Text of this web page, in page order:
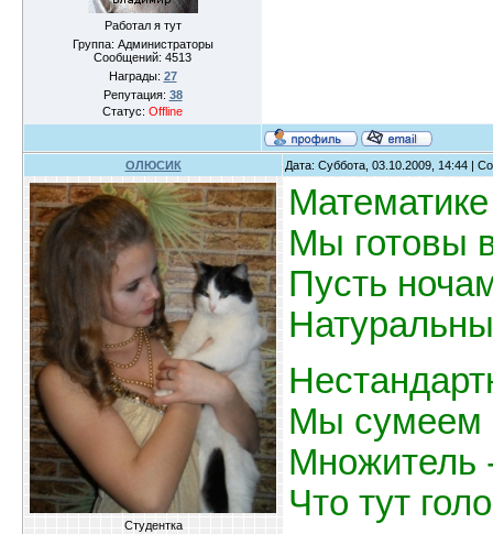
Работал я тут
Группа: Администраторы
Сообщений: 4513
Награды: 27
Репутация: 38
Статус: Offline
ОЛЮСИК Дата: Суббота, 03.10.2009, 14:44 |
Студентка
Мы готовы
Пусть
Мы сумеем
Множитель
Что тут